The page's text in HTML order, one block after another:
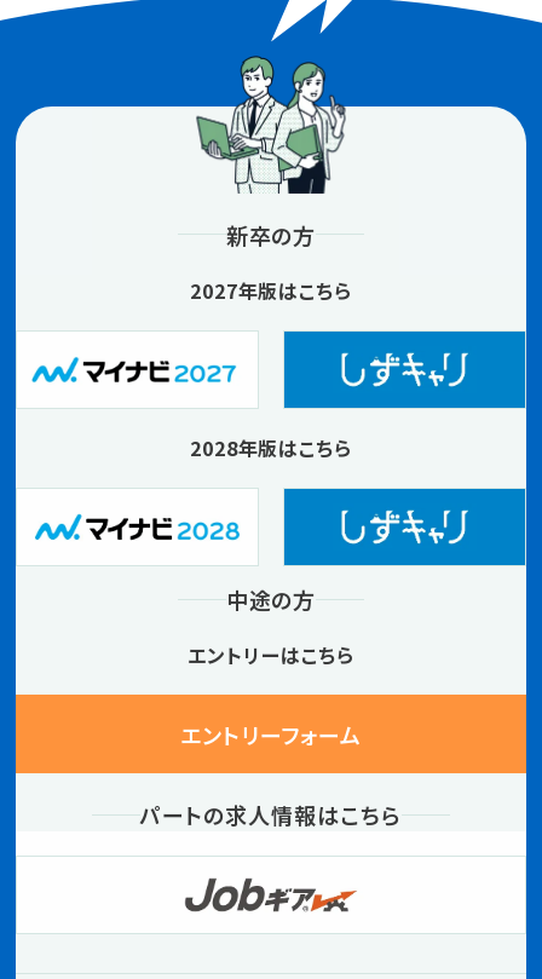
新卒の方
2027年版はこちら
2028年版はこちら
中途の方
エントリーはこちら
エントリーフォーム
パートの求人情報はこちら